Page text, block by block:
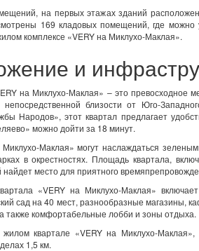
на первых этажах зданий
169 кладовых помещений, где
комплексе «VERY на Миклухо-Маклая».
и
на Миклухо-Маклая» – это превосходное
близости от Юго-
Народов», этот квартал предлагает
можно дойти за 18 минут.
Маклая» могут наслаждаться
в окрестностях. Площадь квартала,
найдет место для приятного
«VERY на Миклухо-Маклая»
сад на 40 мест, разнообразные магазины,
также комфортабельные лобби и зоны отдыха.
квартале «VERY на Миклухо-
1,5 км.